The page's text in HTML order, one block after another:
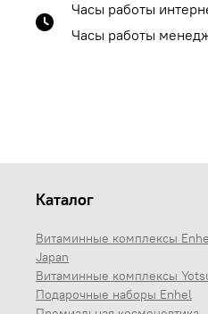
Часы работы
Часы работы
Каталог
Витаминные комплексы
Japan
Витаминные комплексы
Подарочные наборы Enhel